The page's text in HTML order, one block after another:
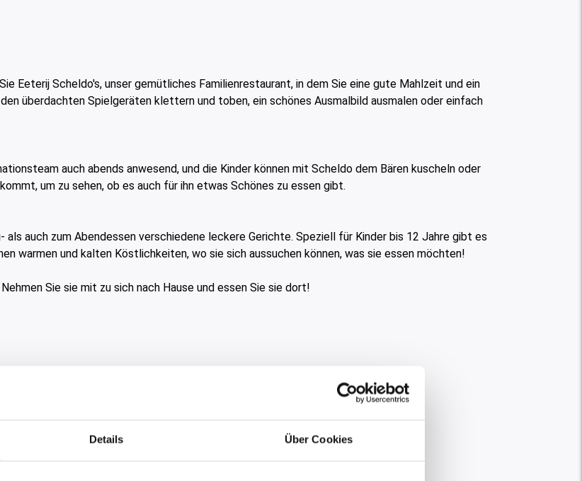
Details Über Cookies
Eeterij Scheldo's, unser gemütliches Familienrestaurant, in dem Sie eine gute Mahlzeit und ein
überdachten Spielgeräten klettern und toben, ein schönes Ausmalbild ausmalen oder einfach
auch abends anwesend, und die Kinder können mit Scheldo dem Bären kuscheln oder
um zu sehen, ob es auch für ihn etwas Schönes zu essen gibt.
auch zum Abendessen verschiedene leckere Gerichte. Speziell für Kinder bis 12 Jahre gibt es
warmen und kalten Köstlichkeiten, wo sie sich aussuchen können, was sie essen möchten!
Sie sie mit zu sich nach Hause und essen Sie sie dort!